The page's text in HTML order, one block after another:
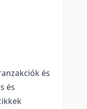
és
és